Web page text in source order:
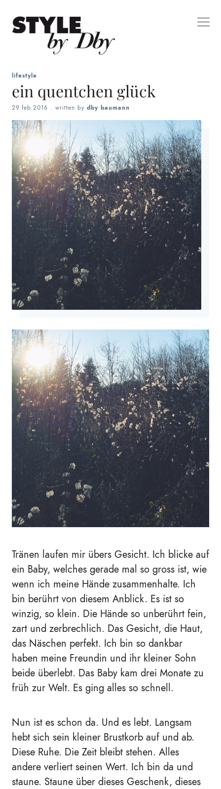
lifestyle
ein quentchen glück
29.feb.2016 . written by dby baumann
Tränen laufen mir übers Gesicht. Ich blicke auf
ein Baby, welches gerade mal so gross ist, wie
wenn ich meine Hände zusammenhalte. Ich
bin berührt von diesem Anblick. Es ist so
winzig, so klein. Die Hände so unberührt fein,
zart und zerbrechlich. Das Gesicht, die Haut,
das Näschen perfekt. Ich bin so dankbar
haben meine Freundin und ihr kleiner Sohn
beide überlebt. Das Baby kam drei Monate zu
früh zur Welt. Es ging alles so schnell.
Nun ist es schon da. Und es lebt. Langsam
hebt sich sein kleiner Brustkorb auf und ab.
Diese Ruhe. Die Zeit bleibt stehen. Alles
andere verliert seinen Wert. Ich bin da und
staune. Staune über dieses Geschenk, dieses